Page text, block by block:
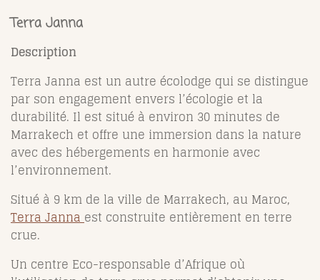
Terra Janna
Description
Terra Janna est un autre écolodge qui se distingue
par son engagement envers l’écologie et la
durabilité. Il est situé à environ 30 minutes de
Marrakech et offre une immersion dans la nature
avec des hébergements en harmonie avec
l’environnement.
Situé à 9 km de la ville de Marrakech, au Maroc,
Terra Jannaest construite entièrement en terre
crue.
Un centre Eco-responsable d’Afrique où